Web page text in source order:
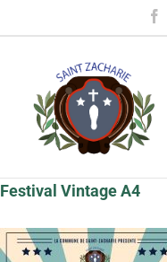
au
Festival Vintage A4